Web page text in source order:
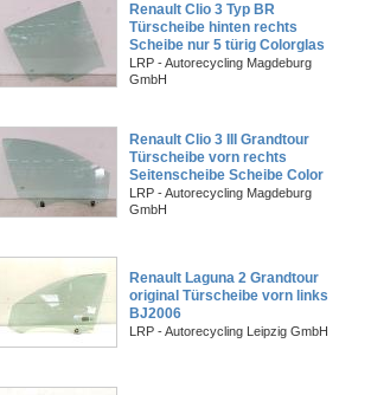
Renault Clio 3 Typ BR
Türscheibe hinten rechts
Scheibe nur 5 türig Colorglas
LRP - Autorecycling Magdeburg
GmbH
Renault Clio 3 III Grandtour
Türscheibe vorn rechts
Seitenscheibe Scheibe Color
LRP - Autorecycling Magdeburg
GmbH
Renault Laguna 2 Grandtour
original Türscheibe vorn links
BJ2006
LRP - Autorecycling Leipzig GmbH